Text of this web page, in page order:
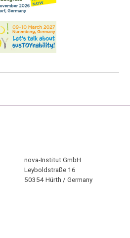
nova-Institut GmbH
Leyboldstraße 16
50354 Hürth / Germany